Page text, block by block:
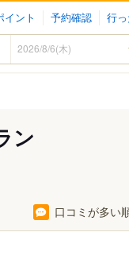
イント 予約確認 行
ン
口コミが多い